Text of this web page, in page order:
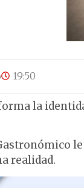
19:50
la
realidad.